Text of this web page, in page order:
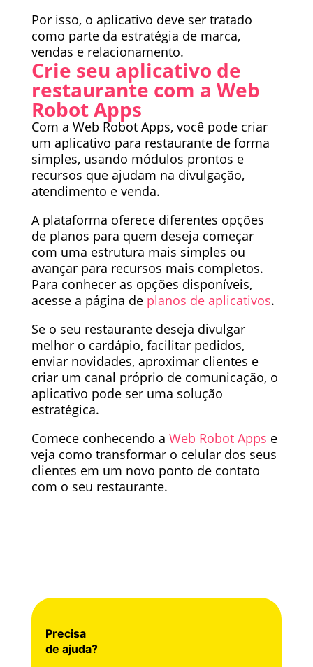
Por isso, o aplicativo deve ser tratado
como parte da estratégia de marca,
vendas e relacionamento.
Crie seu aplicativo de
restaurante com a Web
Robot Apps
Com a Web Robot Apps, você pode criar
um aplicativo para restaurante de forma
simples, usando módulos prontos e
recursos que ajudam na divulgação,
atendimento e venda.
A plataforma oferece diferentes opções
de planos para quem deseja começar
com uma estrutura mais simples ou
avançar para recursos mais completos.
Para conhecer as opções disponíveis,
acesse a página de planos de aplicativos.
Se o seu restaurante deseja divulgar
melhor o cardápio, facilitar pedidos,
enviar novidades, aproximar clientes e
criar um canal próprio de comunicação, o
aplicativo pode ser uma solução
estratégica.
Comece conhecendo a Web Robot Apps e
veja como transformar o celular dos seus
clientes em um novo ponto de contato
com o seu restaurante.
Precisa
de ajuda?